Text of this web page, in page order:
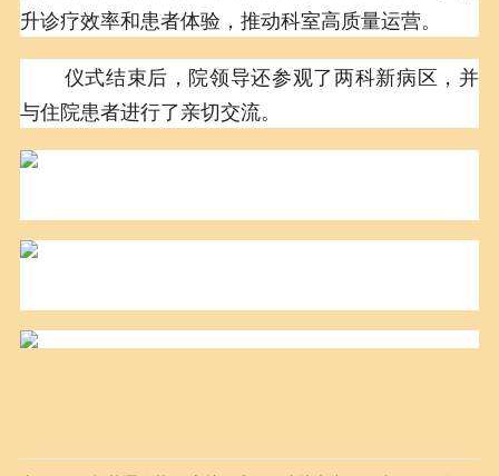
升诊疗效率和患者体验，推动科室高质量运营。
仪式结束后，院领导还参观了两科新病区，并
与住院患者进行了亲切交流。